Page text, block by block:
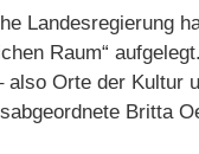
Landesregierung
Raum“
also Orte der Kultur
Britta